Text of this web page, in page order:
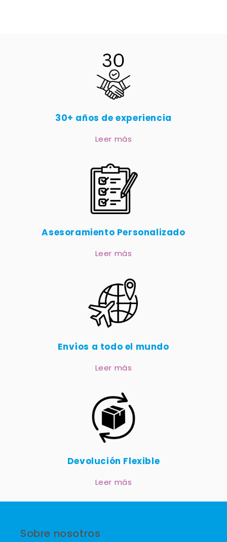
30+ años de experiencia
Leer más
Asesoramiento Personalizado
Leer más
Envíos a todo el mundo
Leer más
Devolución Flexible
Leer más
Sobre nosotros